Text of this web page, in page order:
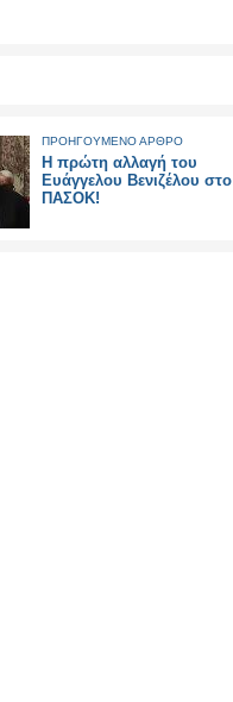
ΠΡΟΗΓΟΥΜΕΝΟ ΑΡΘΡΟ
Η πρώτη αλλαγή του
Ευάγγελου Βενιζέλου στο
ΠΑΣΟΚ!